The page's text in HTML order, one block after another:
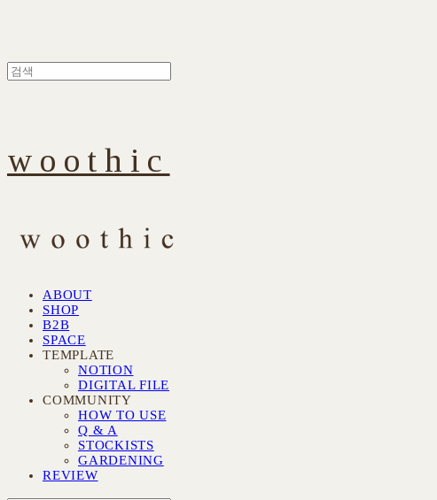
woothic
ABOUT
SHOP
B2B
SPACE
TEMPLATE
NOTION
DIGITAL FILE
COMMUNITY
HOW TO USE
Q & A
STOCKISTS
GARDENING
REVIEW